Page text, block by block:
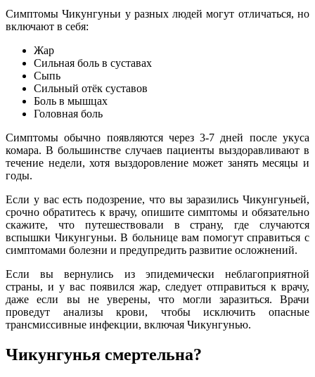
Симптомы Чикунгуньи у разных людей могут отличаться, но
включают в себя:
Жар
Сильная боль в суставах
Сыпь
Сильный отёк суставов
Боль в мышцах
Головная боль
Симптомы обычно появляются через 3-7 дней после укуса
комара. В большинстве случаев пациенты выздоравливают в
течение недели, хотя выздоровление может занять месяцы и
годы.
Если у вас есть подозрение, что вы заразились Чикунгуньей,
срочно обратитесь к врачу, опишите симптомы и обязательно
скажите, что путешествовали в страну, где случаются
вспышки Чикунгуньи. В больнице вам помогут справиться с
симптомами болезни и предупредить развитие осложнений.
Если вы вернулись из эпидемически неблагоприятной
страны, и у вас появился жар, следует отправиться к врачу,
даже если вы не уверены, что могли заразиться. Врачи
проведут анализы крови, чтобы исключить опасные
трансмиссивные инфекции, включая Чикунгунью.
Чикунгунья смертельна?